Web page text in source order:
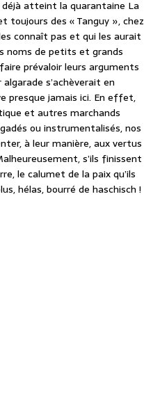
atteint la quarantaine La
toujours des « Tanguy », chez
connaît pas et qui les aurait
noms de petits et grands
prévaloir leurs arguments
s’achèverait en
presque jamais ici. En effet,
et autres marchands
ou instrumentalisés, nos
à leur manière, aux vertus
s’ils finissent
le calumet de la paix qu’ils
hélas, bourré de haschisch !